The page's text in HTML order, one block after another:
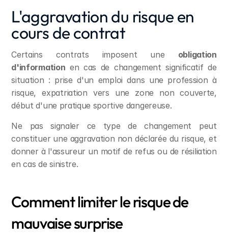
L'aggravation du risque en
cours de contrat
Certains contrats imposent une obligation
d'information en cas de changement significatif de
situation : prise d'un emploi dans une profession à
risque, expatriation vers une zone non couverte,
début d'une pratique sportive dangereuse.
Ne pas signaler ce type de changement peut
constituer une aggravation non déclarée du risque, et
donner à l'assureur un motif de refus ou de résiliation
en cas de sinistre.
Comment limiter le risque de
mauvaise surprise